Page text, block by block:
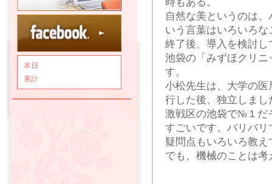
本日
累計
自然な美というのは
いう言葉はいろいろ
終了後、導入を検討
池袋の「みずほクリ
す。
小松先生は、大学の
行した後、独立しまし
激戦区の池袋で№１だ
すごいです。バリバリ
疑問点もいろいろ教
でも、機械のことは